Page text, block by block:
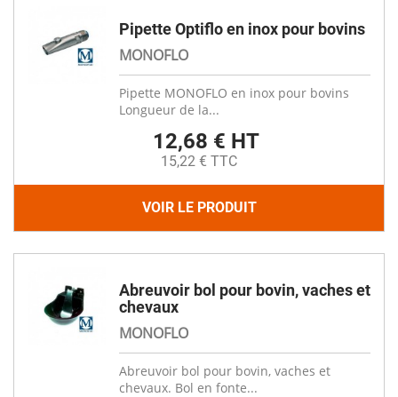
Pipette Optiflo en inox pour bovins
MONOFLO
Pipette MONOFLO en inox pour bovins
Longueur de la...
12,68 € HT
15,22 € TTC
VOIR LE PRODUIT
Abreuvoir bol pour bovin, vaches et
chevaux
MONOFLO
Abreuvoir bol pour bovin, vaches et
chevaux. Bol en fonte...